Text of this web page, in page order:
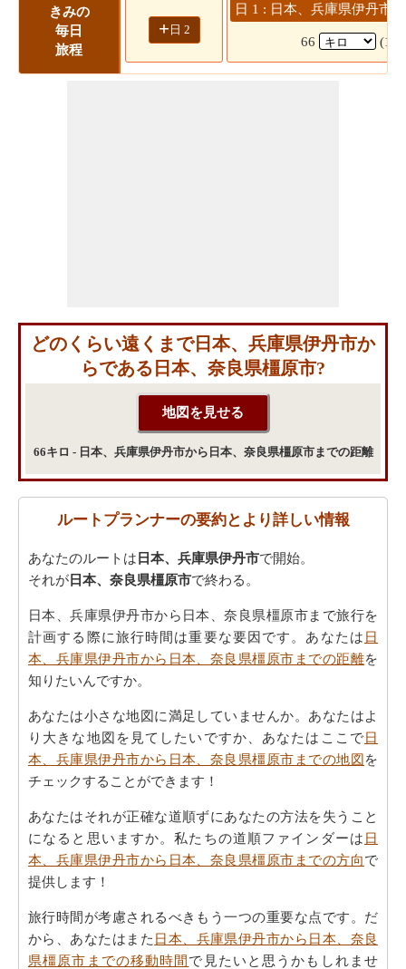
きみの
毎日
旅程
+ 日 2
日 1 : 日本、兵庫県伊丹市
66 (1
どのくらい遠くまで日本、兵庫県伊丹市か
らである日本、奈良県橿原市?
66キロ - 日本、兵庫県伊丹市から日本、奈良県橿原市までの距離
ルートプランナーの要約とより詳しい情報
あなたのルートは 日本、兵庫県伊丹市で開始。
それが 日本、奈良県橿原市で終わる。
日本、兵庫県伊丹市から日本、奈良県橿原市まで旅行を
計画する際に旅行時間は重要な要因です。あなたは 日
本、兵庫県伊丹市から日本、奈良県橿原市までの距離を
知りたいんですか。
あなたは小さな地図に満足していませんか。あなたはよ
り大きな地図を見てしたいですか、あなたはここで日
本、兵庫県伊丹市から日本、奈良県橿原市までの地図を
チェックすることができます！
あなたはそれが正確な道順ずにあなたの方法を失うこと
になると思いますか。私たちの道順ファインダーは 日
本、兵庫県伊丹市から日本、奈良県橿原市までの方向で
提供します！
旅行時間が考慮されるべきもう一つの重要な点です。だ
から、あなたはまた 日本、兵庫県伊丹市から日本、奈良
県橿原市までの移動時間で見たいと思うかもしれませ